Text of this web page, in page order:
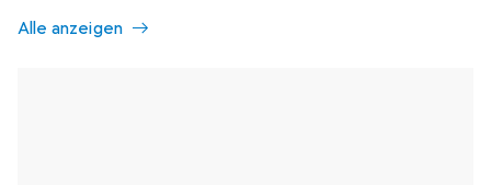
Alle anzeigen